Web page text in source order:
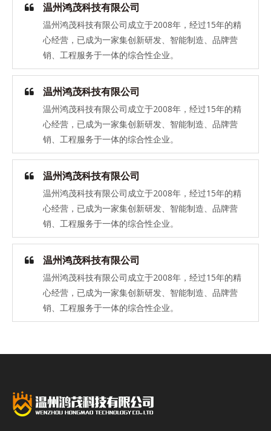
温州鸿茂科技有限公司
温州鸿茂科技有限公司成立于2008年，经过15年的精
心经营，已成为一家集创新研发、智能制造、品牌营
销、工程服务于一体的综合性企业。
温州鸿茂科技有限公司
温州鸿茂科技有限公司成立于2008年，经过15年的精
心经营，已成为一家集创新研发、智能制造、品牌营
销、工程服务于一体的综合性企业。
温州鸿茂科技有限公司
温州鸿茂科技有限公司成立于2008年，经过15年的精
心经营，已成为一家集创新研发、智能制造、品牌营
销、工程服务于一体的综合性企业。
温州鸿茂科技有限公司
温州鸿茂科技有限公司成立于2008年，经过15年的精
心经营，已成为一家集创新研发、智能制造、品牌营
销、工程服务于一体的综合性企业。